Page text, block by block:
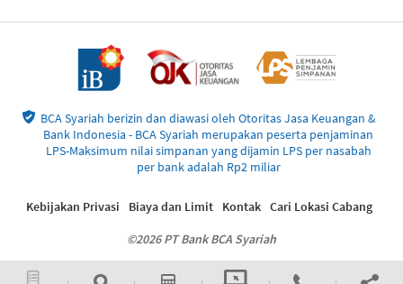
BCA Syariah berizin dan diawasi oleh Otoritas Jasa Keuangan &
Bank Indonesia - BCA Syariah merupakan peserta penjaminan
LPS-Maksimum nilai simpanan yang dijamin LPS per nasabah
per bank adalah Rp2 miliar
©2026 PT Bank BCA Syariah
Kebijakan Privasi Biaya dan Limit Kontak Cari Lokasi Cabang